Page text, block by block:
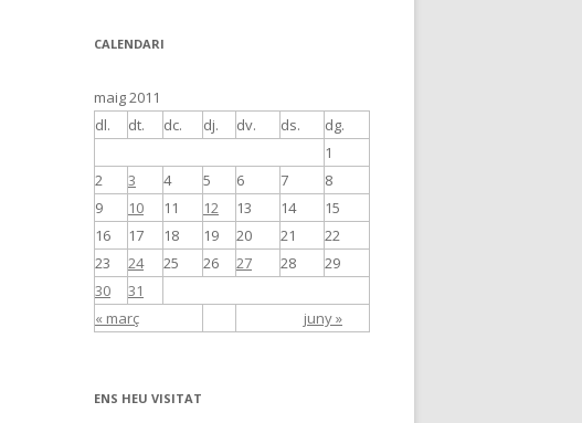
CALENDARI
maig 2011
dl.
dt. dc. dj. dv. ds. dg.
« març juny »
1
2
3 4 5 6 7
8
9
10 11 12 13 14
15
16
17 18 19 20 21
22
23
24 25 26 27 28
29
30
31
ENS HEU VISITAT